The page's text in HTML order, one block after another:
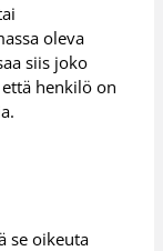
oleva
siis joko
henkilö on
se oikeuta